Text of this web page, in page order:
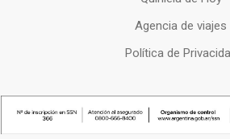
Agencia de viajes
Política de